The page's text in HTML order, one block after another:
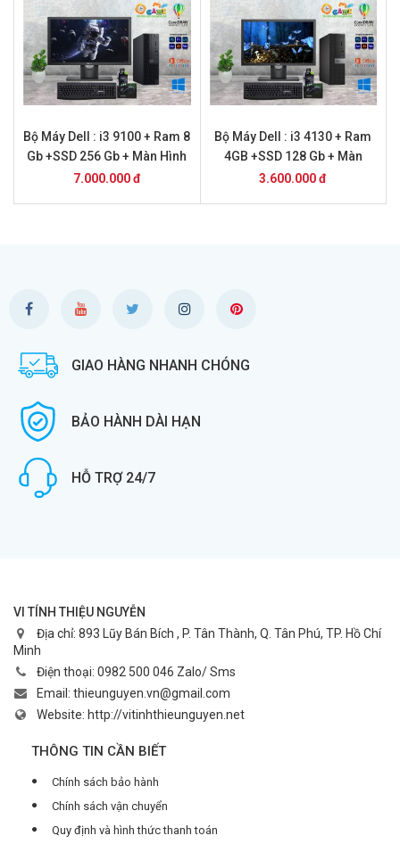
Bộ Máy Dell : i3 9100 + Ram 8
Gb +SSD 256 Gb + Màn Hình
24
7.000.000 đ
Bộ Máy Dell : i3 4130 + Ram
4GB +SSD 128 Gb + Màn
Hình 20 inch
3.600.000 đ
GIAO HÀNG NHANH CHÓNG
BẢO HÀNH DÀI HẠN
HỖ TRỢ 24/7
VI TÍNH THIỆU NGUYỄN
Địa chỉ: 893 Lũy Bán Bích , P. Tân Thành, Q. Tân Phú, TP. Hồ Chí
Minh
Điện thoại: 0982 500 046 Zalo/ Sms
Email: thieunguyen.vn@gmail.com
Website: http://vitinhthieunguyen.net
THÔNG TIN CẦN BIẾT
Chính sách bảo hành
Chính sách vận chuyển
Quy định và hình thức thanh toán